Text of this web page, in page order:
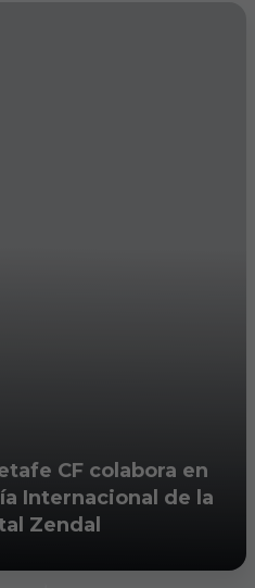
CF colabora en
Internacional de la
Zendal